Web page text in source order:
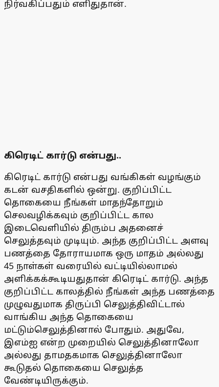
நிர்வகிப்பதும் எளிதுதான்.
கிரெடிட் கார்டு என்பது..
கிரெடிட் கார்டு என்பது வங்கிகள் வழங்கும்
கடன் வசதிகளில் ஒன்று. குறிப்பிட்ட
தொகையை நீங்கள் மாதந்தோறும்
செலவழிக்கவும் குறிப்பிட்ட கால
இடைவெளியில் திரும்ப அதனைச்
செலுத்தவும் முடியும். அந்த குறிப்பிட்ட அளவு
பணத்தை தோராயமாக ஒரு மாதம் அல்லது
45 நாள்கள் வரையில் வட்டியில்லாமல்
அளிக்கக்கூடியதுதான் கிரெடிட் கார்டு. அந்த
குறிப்பிட்ட காலத்தில் நீங்கள் அந்த பணத்தை
முழுவதுமாக திருப்பி செலுத்திவிட்டால்
வாங்கிய அந்த தொகையை
மட்டும்செலுத்தினால் போதும். அதுவே,
இஎம்ஐ என்ற முறையில் செலுத்தினாலோ
அல்லது தாமதகமாக செலுத்தினாலோ
கூடுதல் தொகையை செலுத்த
வேண்டியிருக்கும்.